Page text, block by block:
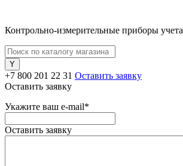
Контрольно-измерительные приборы учета
+7 800 201 22 31 Оставить заявку
Оставить заявку
Укажите ваш e-mail*
Оставить заявку